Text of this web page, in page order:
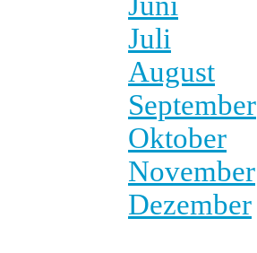
Juli
August
September
Oktober
November
Dezember